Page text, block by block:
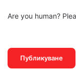
Are you human?